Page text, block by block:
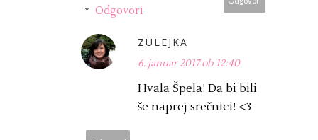
Odgovori
ZULEJKA
6. januar 2017 ob 12:40
Hvala Špela! Da bi bili
še naprej srečnici! <3